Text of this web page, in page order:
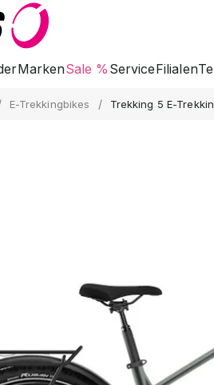
MarkenSale % ServiceFilialen
E-Trekkingbikes / Trekking 5 E-